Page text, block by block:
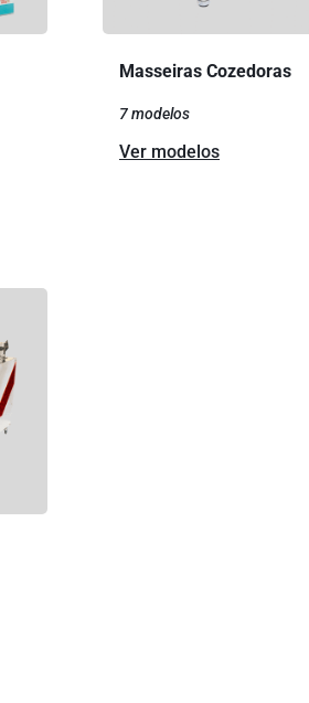
Masseiras Cozedoras
7 modelos
Ver modelos